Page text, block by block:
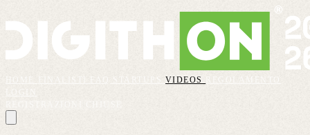
VIDEOS
REGOLAMENTO